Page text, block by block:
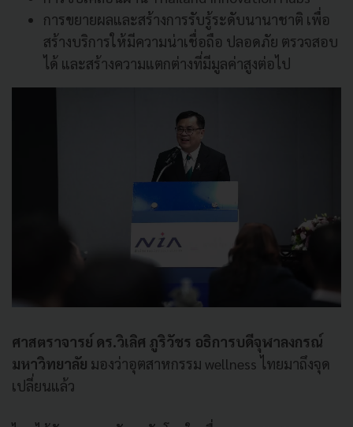
การขยายผลและสร้างการรับรู้ระดับนานาชาติ เพื่อ
สร้างบริการให้มีความน่าเชื่อถือ ปลอดภัย ตรวจสอบ
ได้ และสร้างความแตกต่างที่มีมูลค่าสูงต่อไป
ศาสตราจารย์ ดร.วิเลิศ ภูริวัชร อธิการบดีจุฬาลงกรณ์
มหาวิทยาลัย มองว่าอุตสาหกรรม wellness ไทยมาถึงจุด
เปลี่ยนแล้ว